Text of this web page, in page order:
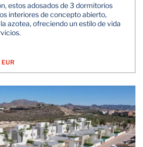
estos adosados de 3 dormitorios
interiores de concepto abierto,
azotea, ofreciendo un estilo de vida
EUR